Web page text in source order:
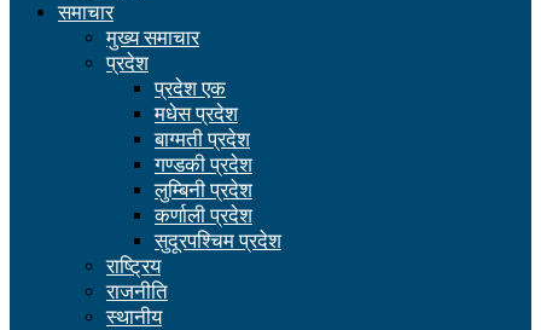
समाचार
मुख्य समाचार
प्रदेश
प्रदेश एक
मधेस प्रदेश
बाग्मती प्रदेश
गण्डकी प्रदेश
लुम्बिनी प्रदेश
कर्णाली प्रदेश
सुदूरपश्चिम प्रदेश
राष्ट्रिय
राजनीति
स्थानीय